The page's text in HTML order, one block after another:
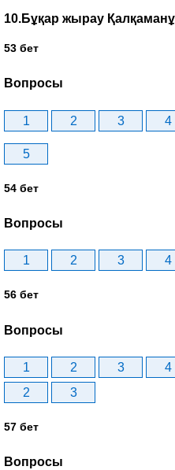
10.Бұқар жырау
53 бет
Вопросы
1 2 3 4
5
54 бет
Вопросы
1 2 3 4
56 бет
Вопросы
1 2 3 4
2
3
57 бет
Вопросы